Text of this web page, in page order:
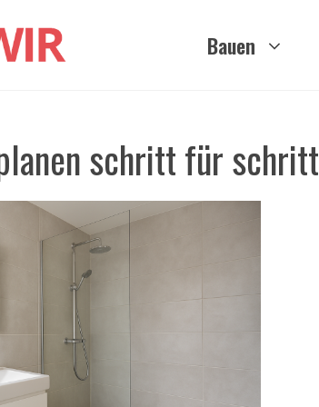
Bauen
schritt für schritt